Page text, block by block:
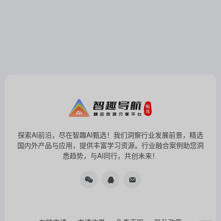
探索AI前沿，尽在智趣AI甄选！我们洞察行业发展前景，精选
国内外产品与应用，提供丰富学习资源。行业融合案例助您洞
悉趋势，与AI同行，共创未来！